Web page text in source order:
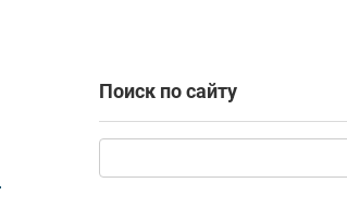
Поиск по сайту